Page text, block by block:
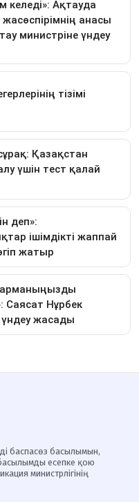
баспасөз басылымын,
басылымды есепке қою
министрлігінің